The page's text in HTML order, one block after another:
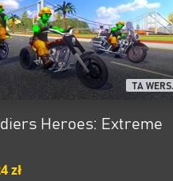
TA
Heroes: Extreme
zł